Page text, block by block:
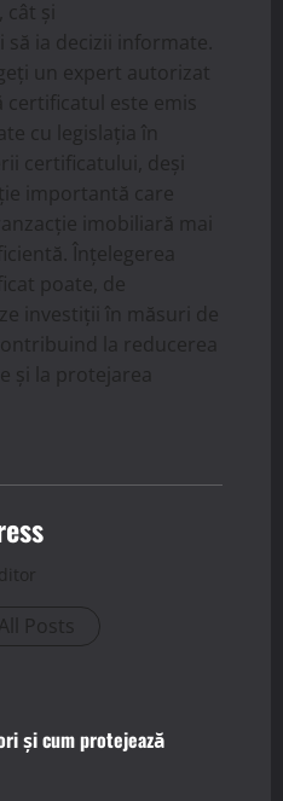
și
ia decizii informate.
un expert autorizat
certificatul este emis
cu legislația în
certificatului, deși
importantă care
imobiliară mai
Înțelegerea
poate, de
investiții în măsuri de
la reducerea
și la protejarea
Posts
și cum protejează